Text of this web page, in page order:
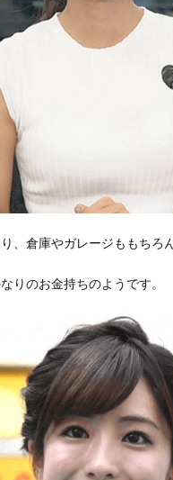
、倉庫やガレージももちろ
りのお金持ちのようです。